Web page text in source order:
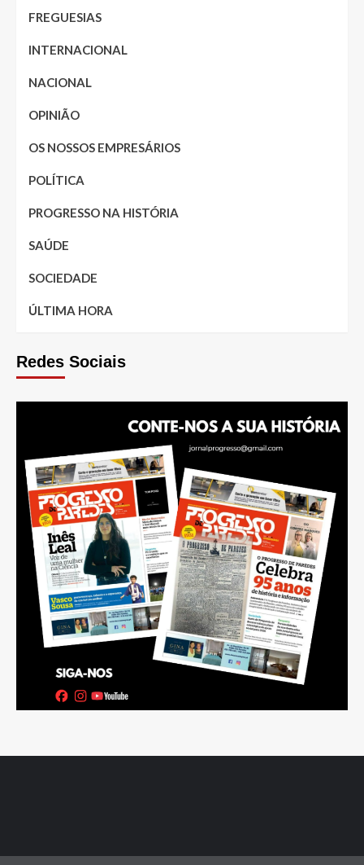
FREGUESIAS
INTERNACIONAL
NACIONAL
OPINIÃO
OS NOSSOS EMPRESÁRIOS
POLÍTICA
PROGRESSO NA HISTÓRIA
SAÚDE
SOCIEDADE
ÚLTIMA HORA
Redes Sociais